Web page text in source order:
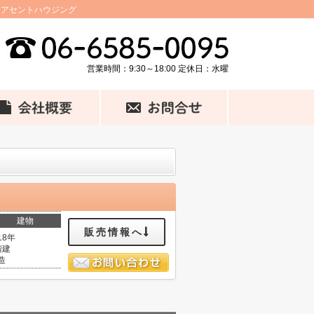
セントハウジング
営業時間：9:30～18:00 定休日：水曜
建物
年
建
販売情報へ